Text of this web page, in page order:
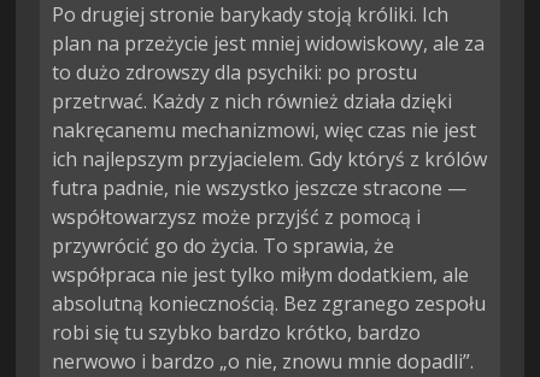
Po drugiej stronie barykady stoją króliki. Ich
plan na przeżycie jest mniej widowiskowy, ale za
to dużo zdrowszy dla psychiki: po prostu
przetrwać. Każdy z nich również działa dzięki
nakręcanemu mechanizmowi, więc czas nie jest
ich najlepszym przyjacielem. Gdy któryś z królów
futra padnie, nie wszystko jeszcze stracone —
współtowarzysz może przyjść z pomocą i
przywrócić go do życia. To sprawia, że
współpraca nie jest tylko miłym dodatkiem, ale
absolutną koniecznością. Bez zgranego zespołu
robi się tu szybko bardzo krótko, bardzo
nerwowo i bardzo „o nie, znowu mnie dopadli”.